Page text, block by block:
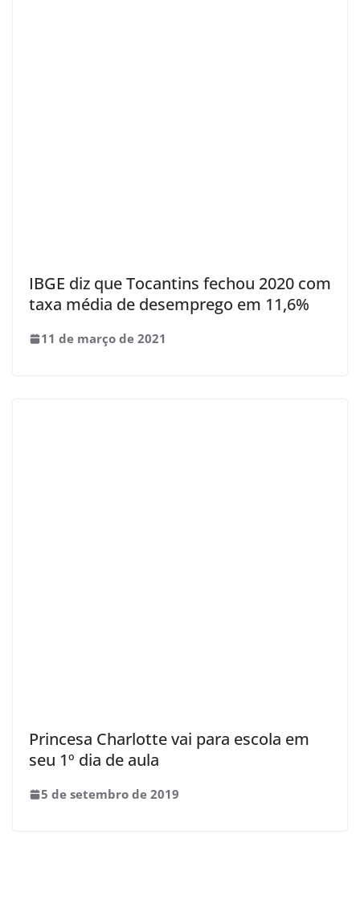
IBGE diz que Tocantins fechou 2020 com
taxa média de desemprego em 11,6%
11 de março de 2021
Princesa Charlotte vai para escola em
seu 1º dia de aula
5 de setembro de 2019